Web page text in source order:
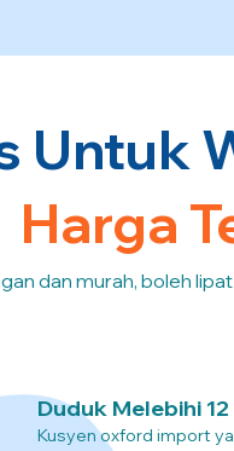
Untuk
Harga
dan murah, boleh
Duduk Melebihi
Kusyen oxford import